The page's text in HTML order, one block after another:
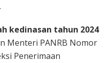
kedinasan tahun 2024
Menteri PANRB Nomor
Penerimaan